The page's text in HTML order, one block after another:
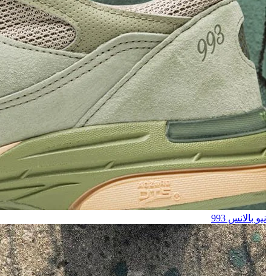
نيو بالانس 993